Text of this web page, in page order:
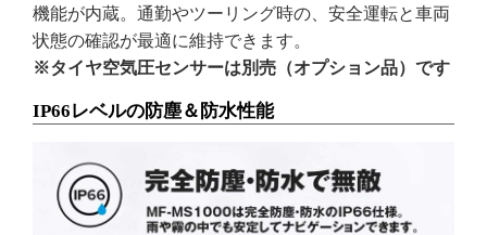
機能が内蔵。通勤やツーリング時の、安全運転と車両
状態の確認が最適に維持できます。
※タイヤ空気圧センサーは別売（オプション品）です
IP66レベルの防塵＆防水性能